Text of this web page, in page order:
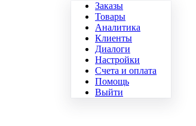
Заказы
Товары
Аналитика
Клиенты
Диалоги
Настройки
Счета и оплата
Помощь
Выйти